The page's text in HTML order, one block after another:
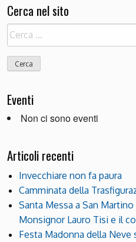
Cerca nel sito
Ricerca
per:
Eventi
Non ci sono eventi
Articoli recenti
Invecchiare non fa paura
Camminata della
Santa Messa a San
Monsignor Lauro Tisi e il
Festa Madonna della Neve